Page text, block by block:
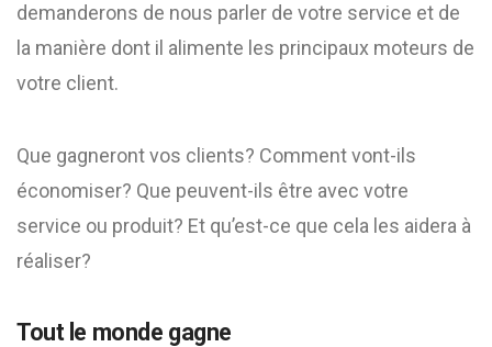
demanderons de nous parler de votre service et de
la manière dont il alimente les principaux moteurs de
votre client.
Que gagneront vos clients? Comment vont-ils
économiser? Que peuvent-ils être avec votre
service ou produit? Et qu’est-ce que cela les aidera à
réaliser?
Tout le monde gagne